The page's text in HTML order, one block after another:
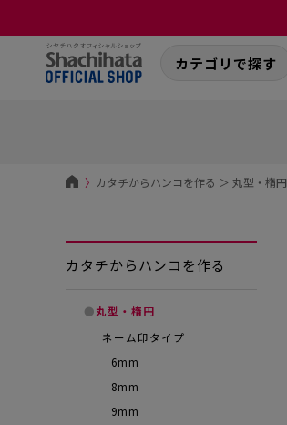
カテゴリで探す
〉 カタチからハンコを作る ＞ 丸型・楕円
カタチからハンコを作る
●丸型・楕円
ネーム印タイプ
6mm
8mm
9mm